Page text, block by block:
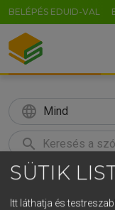
BELÉPÉS EDUID-VAL
language Mind
search
SÜTIK
Itt láthatja és
GR